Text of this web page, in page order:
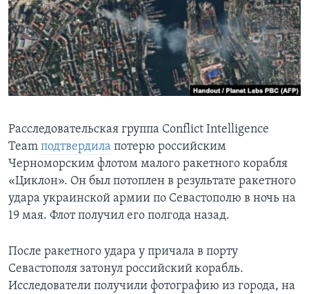
Learning English
СОЦИАЛЬНЫЕ СЕТИ
Языки
Расследовательская группа Conflict Intelligence
Team подтвердила потерю российским
Черноморским флотом малого ракетного корабля
«Циклон». Он был потоплен в результате ракетного
удара украинской армии по Севастополю в ночь на
19 мая. Флот получил его полгода назад.
После ракетного удара у причала в порту
Севастополя затонул российский корабль.
Исследователи получили фотографию из города, на